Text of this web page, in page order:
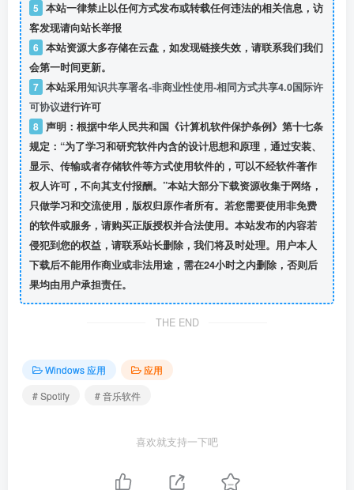
5 本站一律禁止以任何方式发布或转载任何违法的相关信息，访
客发现请向站长举报
6 本站资源大多存储在云盘，如发现链接失效，请联系我们我们
会第一时间更新。
7 本站采用知识共享署名-非商业性使用-相同方式共享4.0国际许
可协议进行许可
8 声明：根据中华人民共和国《计算机软件保护条例》第十七条
规定：“为了学习和研究软件内含的设计思想和原理，通过安装、
显示、传输或者存储软件等方式使用软件的，可以不经软件著作
权人许可，不向其支付报酬。”本站大部分下载资源收集于网络，
只做学习和交流使用，版权归原作者所有。若您需要使用非免费
的软件或服务，请购买正版授权并合法使用。本站发布的内容若
侵犯到您的权益，请联系站长删除，我们将及时处理。用户本人
下载后不能用作商业或非法用途，需在24小时之内删除，否则后
果均由用户承担责任。
THE END
Windows 应用
应用
# Spotify
# 音乐软件
喜欢就支持一下吧